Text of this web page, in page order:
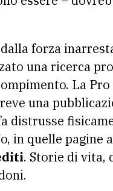
forza
una ricerca
La
una
distrusse
in quelle
. Storie di vita,